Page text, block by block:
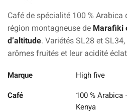
Café de spécialité 100 % Arabica
région montagneuse de Marafiki
d’altitude. Variétés SL28 et
arômes fruités et leur acidité
Marque High five
Café
100 %
Kenya